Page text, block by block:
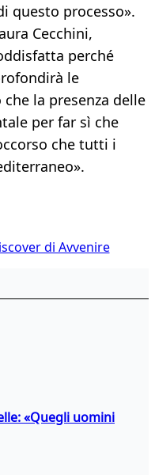
questo processo».
Cecchini,
perché
le
la presenza delle
per far sì che
che tutti i
di Avvenire
«Quegli uomini